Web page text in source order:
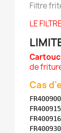
Filtre
LE
de
Cas